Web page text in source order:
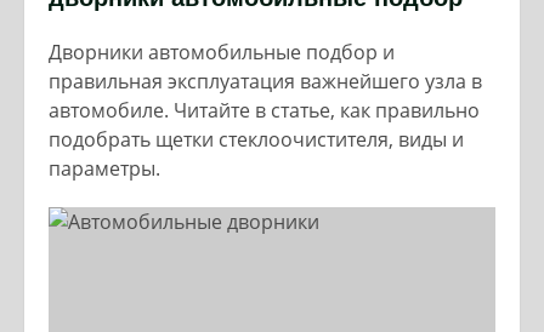
Дворники автомобильные подбор и
правильная эксплуатация важнейшего узла в
автомобиле. Читайте в статье, как правильно
подобрать щетки стеклоочистителя, виды и
параметры.